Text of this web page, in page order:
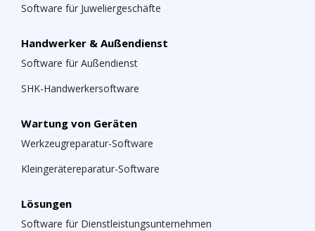
Software für Juweliergeschäfte
Handwerker & Außendienst
Software für Außendienst
SHK-Handwerkersoftware
Wartung von Geräten
Werkzeugreparatur-Software
Kleingerätereparatur-Software
Lösungen
Software für Dienstleistungsunternehmen